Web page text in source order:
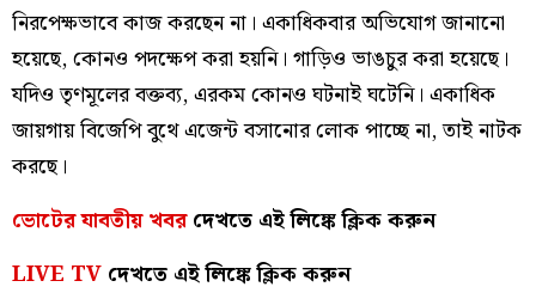
নিরপেক্ষভাবে কাজ করছেন না। একাধিকবার অভিযোগ জানানো
হয়েছে, কোনও পদক্ষেপ করা হয়নি। গাড়িও ভাঙচুর করা হয়েছে।
যদিও তৃণমূলের বক্তব্য, এরকম কোনও ঘটনাই ঘটেনি। একাধিক
জায়গায় বিজেপি বুথে এজেন্ট বসানোর লোক পাচ্ছে না, তাই নাটক
করছে।
ভোটের যাবতীয় খবর দেখতে এই লিঙ্কে ক্লিক করুন
LIVE TV দেখতে এই লিঙ্কে ক্লিক করুন